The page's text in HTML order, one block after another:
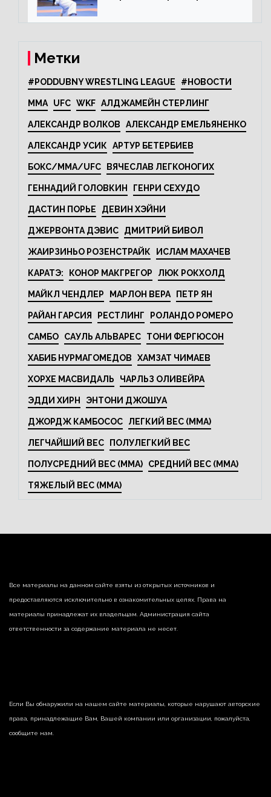
Метки
#PODDUBNY WRESTLING LEAGUE #НОВОСТИ
MMA UFC WKF АЛДЖАМЕЙН СТЕРЛИНГ
АЛЕКСАНДР ВОЛКОВ АЛЕКСАНДР ЕМЕЛЬЯНЕНКО
АЛЕКСАНДР УСИК АРТУР БЕТЕРБИЕВ
БОКС/MMA/UFC ВЯЧЕСЛАВ ЛЕГКОНОГИХ
ГЕННАДИЙ ГОЛОВКИН ГЕНРИ СЕХУДО
ДАСТИН ПОРЬЕ ДЕВИН ХЭЙНИ
ДЖЕРВОНТА ДЭВИС ДМИТРИЙ БИВОЛ
ЖАИРЗИНЬО РОЗЕНСТРАЙК ИСЛАМ МАХАЧЕВ
КАРАТЭ: КОНОР МАКГРЕГОР ЛЮК РОКХОЛД
МАЙКЛ ЧЕНДЛЕР МАРЛОН ВЕРА ПЕТР ЯН
РАЙАН ГАРСИЯ РЕСТЛИНГ РОЛАНДО РОМЕРО
САМБО САУЛЬ АЛЬВАРЕС ТОНИ ФЕРГЮСОН
ХАБИБ НУРМАГОМЕДОВ ХАМЗАТ ЧИМАЕВ
ХОРХЕ МАСВИДАЛЬ ЧАРЛЬЗ ОЛИВЕЙРА
ЭДДИ ХИРН ЭНТОНИ ДЖОШУА
ДЖОРДЖ КАМБОСОС ЛЕГКИЙ ВЕС (MMA)
ЛЕГЧАЙШИЙ ВЕС ПОЛУЛЕГКИЙ ВЕС
ПОЛУСРЕДНИЙ ВЕС (MMA) СРЕДНИЙ ВЕС (MMA)
ТЯЖЕЛЫЙ ВЕС (MMA)
Все материалы на данном сайте взяты из открытых источников и
предоставляются исключительно в ознакомительных целях. Права на
материалы принадлежат их владельцам. Администрация сайта
ответственности за содержание материала не несет.
Если Вы обнаружили на нашем сайте материалы, которые нарушают авторские
права, принадлежащие Вам, Вашей компании или организации, пожалуйста,
сообщите нам.